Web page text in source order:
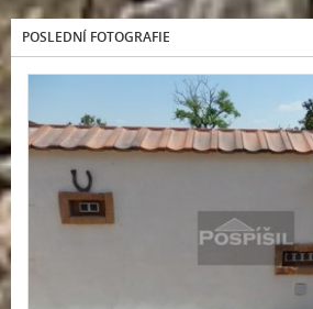
POSLEDNÍ FOTOGRAFIE